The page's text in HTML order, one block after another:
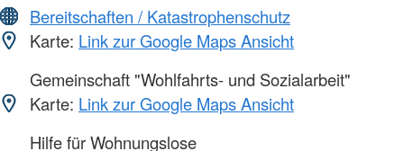
Bereitschaften / Katastrophenschutz
Karte: Link zur Google Maps Ansicht
Gemeinschaft "Wohlfahrts- und Sozialarbeit"
Karte: Link zur Google Maps Ansicht
Hilfe für Wohnungslose